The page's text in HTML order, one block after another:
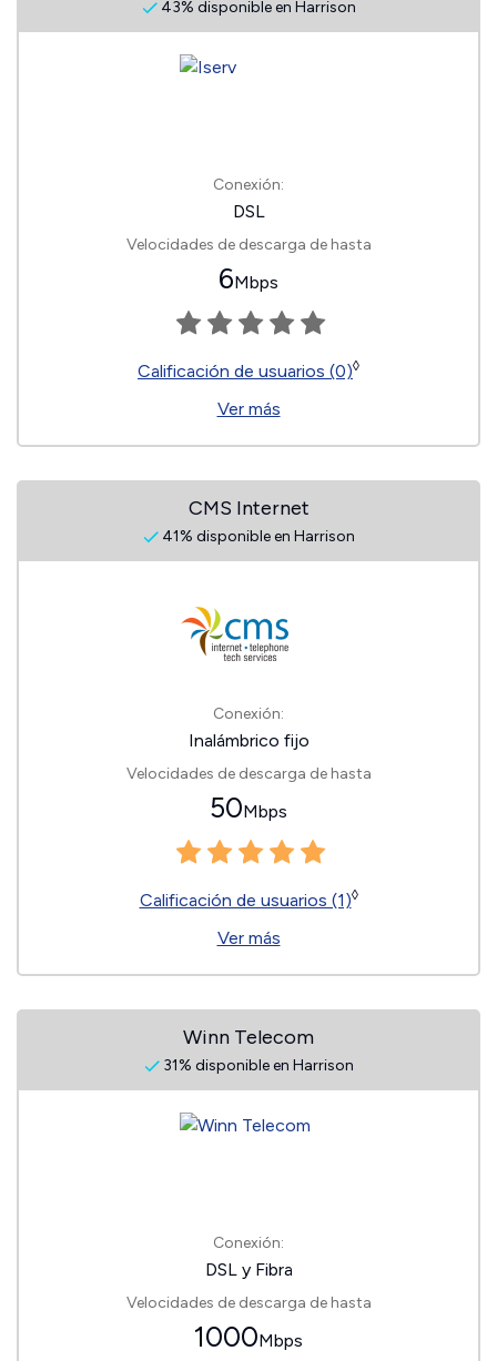
43% disponible en Harrison
Conexión:
DSL
Velocidades de descarga de hasta
6Mbps
Calificación de usuarios (0)◊
Ver más
CMS Internet
41% disponible en Harrison
Conexión:
Inalámbrico fijo
Velocidades de descarga de hasta
50Mbps
Calificación de usuarios (1)◊
Ver más
Winn Telecom
31% disponible en Harrison
Conexión:
DSL y Fibra
Velocidades de descarga de hasta
1000Mbps